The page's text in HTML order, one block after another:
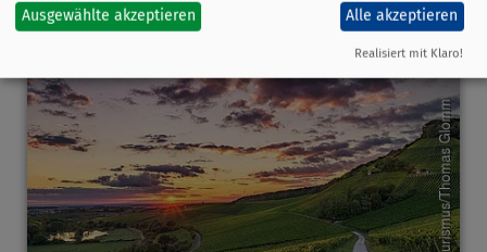
Ausgewählte akzeptieren Alle akzeptieren
Realisiert mit Klaro!